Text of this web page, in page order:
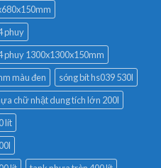
phuy
phuy 1300x1300x150mm
màu đen
sóng bít hs039 530l
chữ nhật dung tích lớn 200l
lít